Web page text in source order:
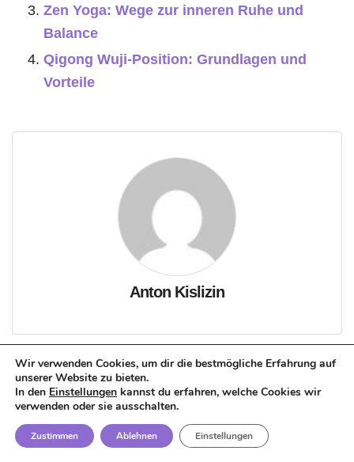
Zen Yoga: Wege zur inneren Ruhe und
Balance
Qigong Wuji-Position: Grundlagen und
Vorteile
Anton Kislizin
Wir verwenden Cookies, um dir die bestmögliche Erfahrung auf
unserer Website zu bieten.
In den Einstellungen kannst du erfahren, welche Cookies wir
verwenden oder sie ausschalten.
Zustimmen Ablehnen Einstellungen